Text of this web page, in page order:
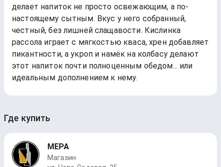
делает напиток не просто освежающим, а по-
настоящему сытным. Вкус у него собранный,
честный, без лишней слащавости. Кислинка
рассола играет с мягкостью кваса, хрен добавляет
пикантности, а укроп и намёк на колбасу делают
этот напиток почти полноценным обедом... или
идеальным дополнением к нему.
Где купить
МЕРА
Магазин